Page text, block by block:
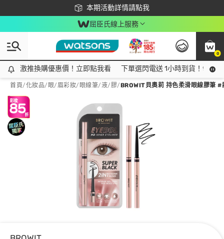
本期活動詳情請點我
下載app最高回饋$350
屈臣氏線上服務
0
激推換購優惠價！立即點我看
激推換購優惠價！立即點我看 下單選閃電送 1小時到貨！領神
首頁/化妝品/ 眼/眉彩妝/ 眼線筆/液/膠/BROWIT貝奧莉 持色柔滑眼線膠筆